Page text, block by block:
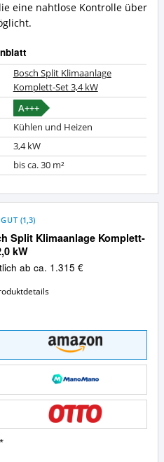
eine nahtlose Kontrolle über
Bosch Split Klimaanlage
Komplett-Set 3,4 kW
A+++
Kühlen und Heizen
3,4 kW
bis ca. 30 m²
Split Klimaanlage Komplett-
kW
(1,3)
ab ca. 1.315 €